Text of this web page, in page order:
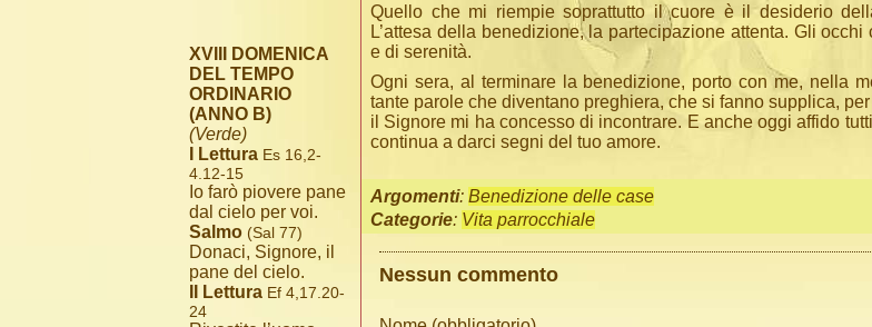
Quello che mi riempie soprattutto il cuore è il desiderio
L’attesa della benedizione, la partecipazione attenta. Gli
e di serenità.
Ogni sera, al terminare la benedizione, porto con me, nella
tante parole che diventano preghiera, che si fanno supplica,
il Signore mi ha concesso di incontrare. E anche oggi affido
continua a darci segni del tuo amore.
Argomenti: Benedizione delle case
Categorie: Vita parrocchiale
Nessun commento
XVIII DOMENICA
DEL TEMPO
ORDINARIO
(ANNO B)
(Verde)
I Lettura Es 16,2-
4.12-15
Io farò piovere pane
dal cielo per voi.
Salmo (Sal 77)
Donaci, Signore, il
pane del cielo.
II Lettura Ef 4,17.20-
24